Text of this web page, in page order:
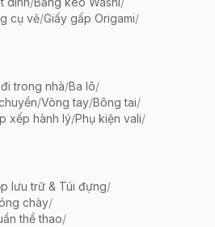
cụ vẽ/Giấy gấp Origami/
trong nhà/Ba lô/
/Vòng tay/Bông tai/
xếp hành lý/Phụ kiện vali/
lưu trữ & Túi đựng/
chày/
thể thao/